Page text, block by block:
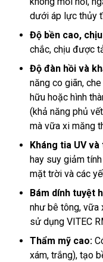
dưới áp lực thủy
Độ bền cao,
chắc, chịu được
Độ đàn hồi và
năng co giãn,
hữu hoặc hình
(khả năng phủ
mà vữa xi măng
Kháng tia UV
hay suy giảm
mặt trời và các
Bám dính tuyệt
như bê tông, vữa
sử dụng VITEC
Thẩm mỹ cao:
xám, trắng), tạo